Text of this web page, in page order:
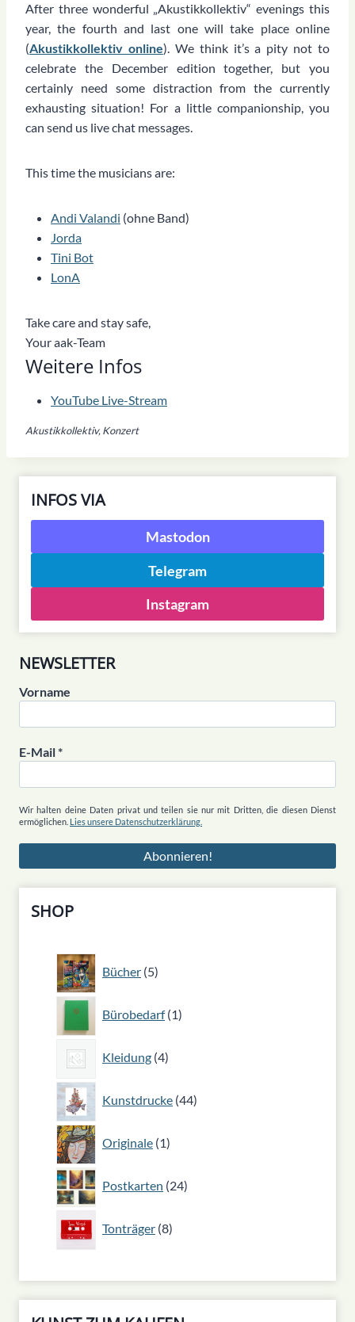
Akustikkollektiv, Konzert
Weitere Infos
YouTube Live-Stream
After three wonderful „Akustikkollektiv“ evenings this
year, the fourth and last one will take place online
(Akustikkollektiv online). We think it’s a pity not to
celebrate the December edition together, but you
certainly need some distraction from the currently
exhausting situation! For a little companionship, you
can send us live chat messages.
This time the musicians are:
Andi Valandi (ohne Band)
Jorda
Tini Bot
LonA
Take care and stay safe,
Your aak-Team
INFOS VIA
Mastodon
Telegram
Instagram
NEWSLETTER
Vorname
E-Mail*
Wir halten deine Daten privat und teilen sie nur mit Dritten, die diesen Dienst
ermöglichen. Lies unsere Datenschutzerklärung.
SHOP
Bücher 5
5
Produkte
Bürobedarf 1
1
Produkt
Kleidung 4
4
Produkte
Kunstdrucke 44
44
Produkte
Originale 1
1
Produkt
Postkarten 24
24
Produkte
Tonträger 8
8
Produkte